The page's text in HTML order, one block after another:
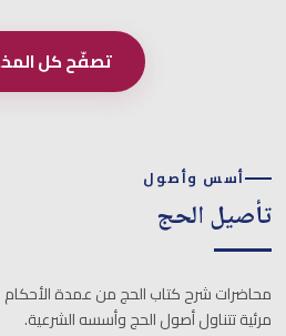
تصفّح كل
أسس وأصول
تأصيل الحج
محاضرات شرح كتاب الحج من عمدة
مرئية تتناول أصول الحج وأسسه الشرعية.